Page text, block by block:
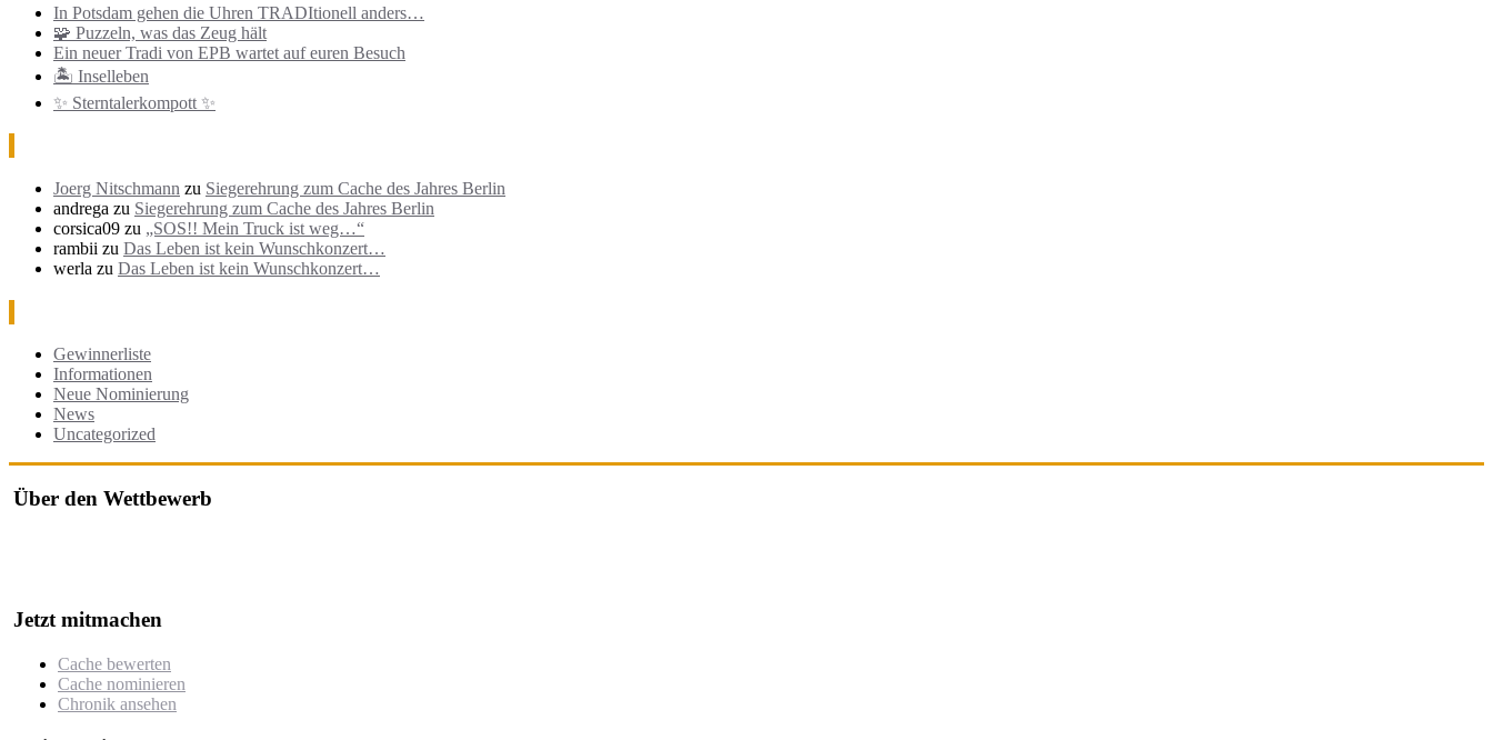
In Potsdam gehen die Uhren TRADItionell anders…
🧩 Puzzeln, was das Zeug hält
Ein neuer Tradi von EPB wartet auf euren Besuch
🏝️ Inselleben
✨ Sterntalerkompott ✨
Joerg Nitschmann zu Siegerehrung zum Cache des Jahres Berlin
andrega zu Siegerehrung zum Cache des Jahres Berlin
corsica09 zu „SOS!! Mein Truck ist weg…“
rambii zu Das Leben ist kein Wunschkonzert…
werla zu Das Leben ist kein Wunschkonzert…
Gewinnerliste
Informationen
Neue Nominierung
News
Uncategorized
Über den Wettbewerb
Jetzt mitmachen
Cache bewerten
Cache nominieren
Chronik ansehen